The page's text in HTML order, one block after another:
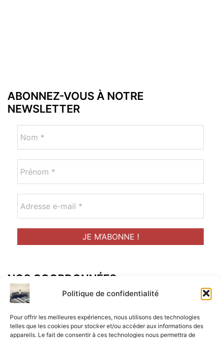
Politique de confidentialité
Pour offrir les meilleures expériences, nous utilisons des technologies
telles que les cookies pour stocker et/ou accéder aux informations des
appareils. Le fait de consentir à ces technologies nous permettra de
ABONNEZ-VOUS À NOTRE
NEWSLETTER
NOS COORDONNÉES
Adresse postal :
ALCF
34 Rue René Brunen